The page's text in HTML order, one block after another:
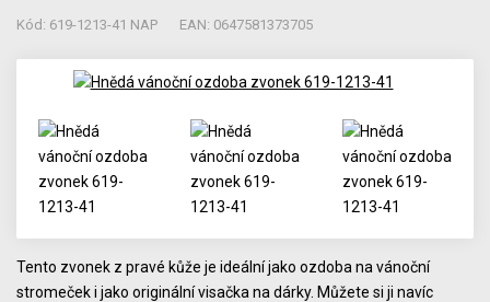
Kód: 619-1213-41 NAP EAN: 0647581373705
Tento zvonek z pravé kůže je ideální jako ozdoba na vánoční
stromeček i jako originální visačka na dárky. Můžete si ji navíc